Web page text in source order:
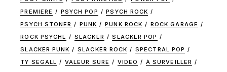
PREMIERE
PSYCH POP
PSYCH ROCK
PSYCH STONER
PUNK PUNK ROCK
ROCK GARAGE
ROCK PSYCHE
SLACKER
SLACKER POP
SLACKER PUNK
SLACKER ROCK
SPECTRAL POP
TY SEGALL
VALEUR SURE VIDEO À SURVEILLER